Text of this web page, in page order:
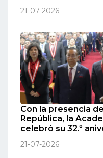
21-07-2026
Con la presencia
República, la
celebró su 32.º
21-07-2026